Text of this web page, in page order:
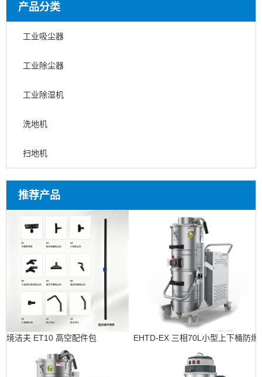
产品分类
工业吸尘器
工业除尘器
工业除湿机
洗地机
扫地机
推荐产品
境洁夫 ET10 高空配件包 EHTD-EX 三相70L小型上下桶防爆